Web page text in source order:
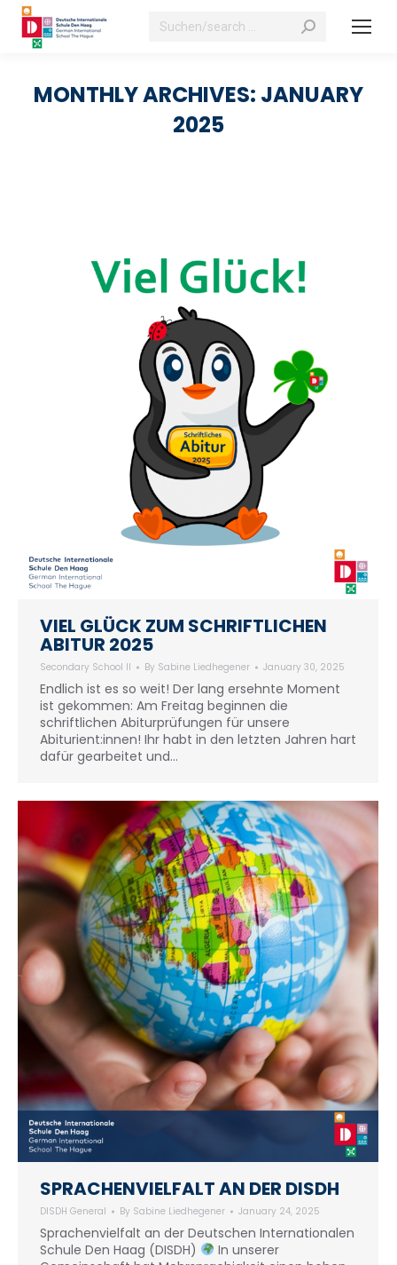
Search:
MONTHLY ARCHIVES: JANUARY
2025
VIEL GLÜCK ZUM SCHRIFTLICHEN
ABITUR 2025
Secondary School II By Sabine Liedhegener January 30, 2025
Endlich ist es so weit! Der lang ersehnte Moment
ist gekommen: Am Freitag beginnen die
schriftlichen Abiturprüfungen für unsere
Abiturient:innen! Ihr habt in den letzten Jahren hart
dafür gearbeitet und…
SPRACHENVIELFALT AN DER DISDH
DISDH General By Sabine Liedhegener January 24, 2025
Sprachenvielfalt an der Deutschen Internationalen
Schule Den Haag (DISDH)
In unserer